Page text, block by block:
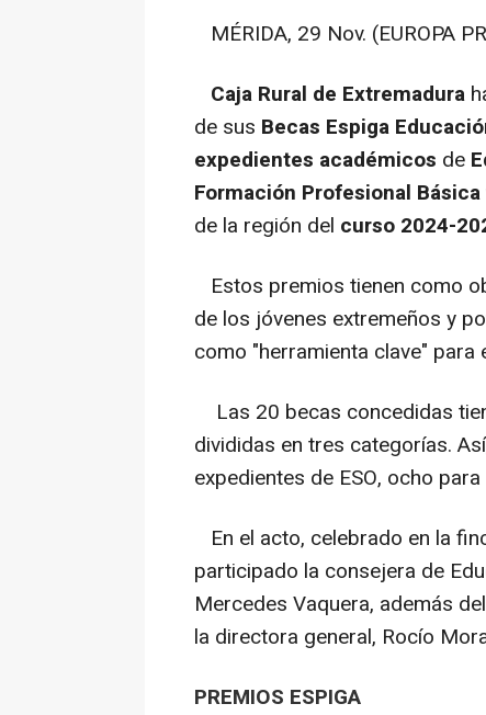
MÉRIDA, 29 Nov. (EUROPA
Caja Rural de Extremadura
de sus Becas Espiga
expedientes académicos de
Formación Profesional
de la región del curso 2024-
Estos premios tienen como
de los jóvenes extremeños y
como "herramienta clave"
Las 20 becas concedidas
divididas en tres categorías.
expedientes de ESO, ocho
En el acto, celebrado en la
participado la consejera de
Mercedes Vaquera, además
la directora general, Rocío
PREMIOS ESPIGA